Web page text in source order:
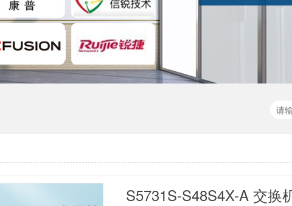
S5731S-S48S4X-A 交换